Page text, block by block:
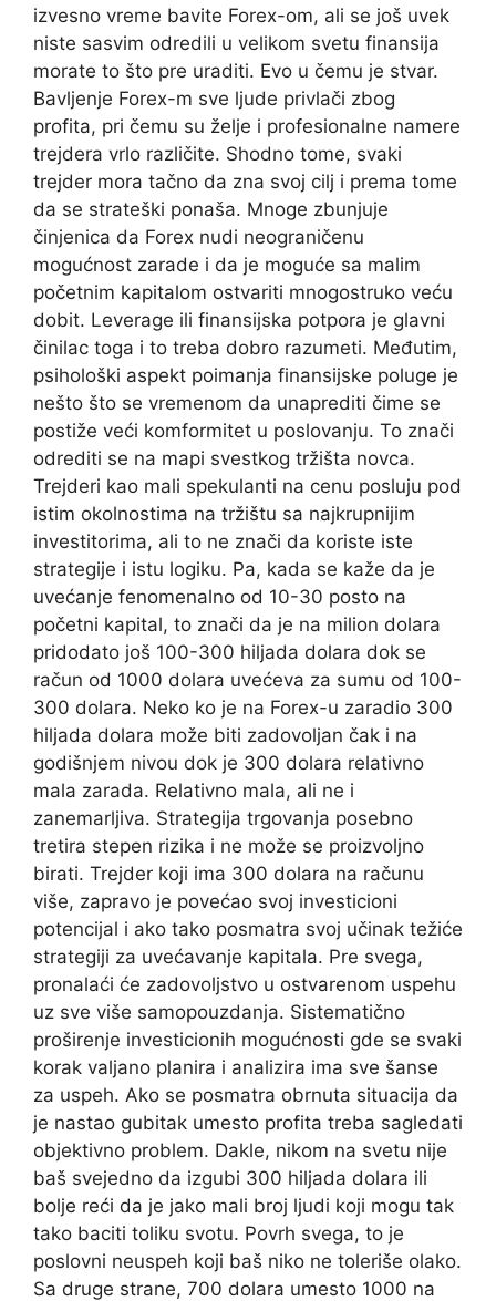
izvesno vreme bavite Forex-om, ali se još uvek
niste sasvim odredili u velikom svetu finansija
morate to što pre uraditi. Evo u čemu je stvar.
Bavljenje Forex-m sve ljude privlači zbog
profita, pri čemu su želje i profesionalne namere
trejdera vrlo različite. Shodno tome, svaki
trejder mora tačno da zna svoj cilj i prema tome
da se strateški ponaša. Mnoge zbunjuje
činjenica da Forex nudi neograničenu
mogućnost zarade i da je moguće sa malim
početnim kapitalom ostvariti mnogostruko veću
dobit. Leverage ili finansijska potpora je glavni
činilac toga i to treba dobro razumeti. Međutim,
psihološki aspekt poimanja finansijske poluge je
nešto što se vremenom da unaprediti čime se
postiže veći komformitet u poslovanju. To znači
odrediti se na mapi svestkog tržišta novca.
Trejderi kao mali spekulanti na cenu posluju pod
istim okolnostima na tržištu sa najkrupnijim
investitorima, ali to ne znači da koriste iste
strategije i istu logiku. Pa, kada se kaže da je
uvećanje fenomenalno od 10-30 posto na
početni kapital, to znači da je na milion dolara
pridodato još 100-300 hiljada dolara dok se
račun od 1000 dolara uvećeva za sumu od 100-
300 dolara. Neko ko je na Forex-u zaradio 300
hiljada dolara može biti zadovoljan čak i na
godišnjem nivou dok je 300 dolara relativno
mala zarada. Relativno mala, ali ne i
zanemarljiva. Strategija trgovanja posebno
tretira stepen rizika i ne može se proizvoljno
birati. Trejder koji ima 300 dolara na računu
više, zapravo je povećao svoj investicioni
potencijal i ako tako posmatra svoj učinak težiće
strategiji za uvećavanje kapitala. Pre svega,
pronalaći će zadovoljstvo u ostvarenom uspehu
uz sve više samopouzdanja. Sistematično
proširenje investicionih mogućnosti gde se svaki
korak valjano planira i analizira ima sve šanse
za uspeh. Ako se posmatra obrnuta situacija da
je nastao gubitak umesto profita treba sagledati
objektivno problem. Dakle, nikom na svetu nije
baš svejedno da izgubi 300 hiljada dolara ili
bolje reći da je jako mali broj ljudi koji mogu tak
tako baciti toliku svotu. Povrh svega, to je
poslovni neuspeh koji baš niko ne toleriše olako.
Sa druge strane, 700 dolara umesto 1000 na